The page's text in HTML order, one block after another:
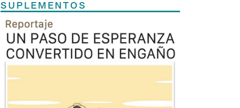
SUPLEMENTOS